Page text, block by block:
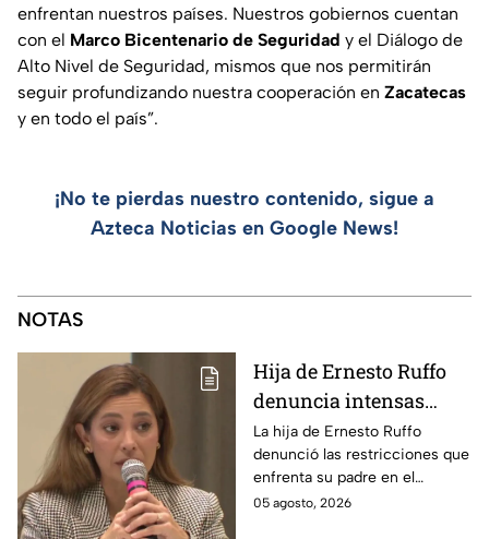
enfrentan nuestros países. Nuestros gobiernos cuentan
con el Marco Bicentenario de Seguridad y el Diálogo de
Alto Nivel de Seguridad, mismos que nos permitirán
seguir profundizando nuestra cooperación en Zacatecas
y en todo el país”.
¡No te pierdas nuestro contenido, sigue a
Azteca Noticias en Google News!
NOTAS
Hija de Ernesto Ruffo
denuncia intensas
restricciones en el
Altiplano; buscan que
salga del penal
La hija de Ernesto Ruffo
denunció las restricciones que
enfrenta su padre en el
Altiplano y anunció que
05 agosto, 2026